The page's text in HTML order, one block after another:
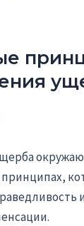
принципах,